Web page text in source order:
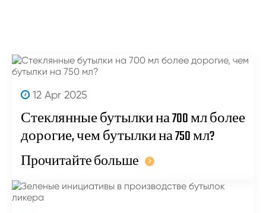
12 Apr 2025
Стеклянные бутылки на 700 мл более
дорогие, чем бутылки на 750 мл?
Прочитайте больше